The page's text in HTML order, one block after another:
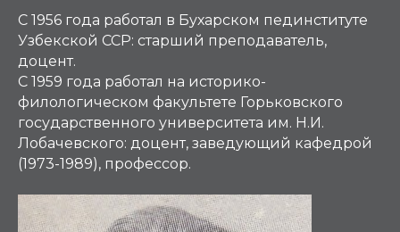
С 1956 года работал в Бухарском пединституте
Узбекской ССР: старший преподаватель,
доцент.
С 1959 года работал на историко-
филологическом факультете Горьковского
государственного университета им. Н.И.
Лобачевского: доцент, заведующий кафедрой
(1973-1989), профессор.